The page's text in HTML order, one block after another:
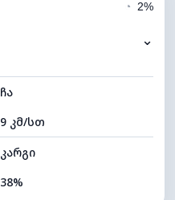
7 (ნათელი)
10320 მ
◔ 2%
⌄
ჩა
9 კმ/სთ
კარგი
38%